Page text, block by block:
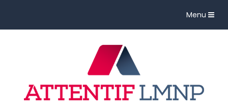
Toggle
Menu